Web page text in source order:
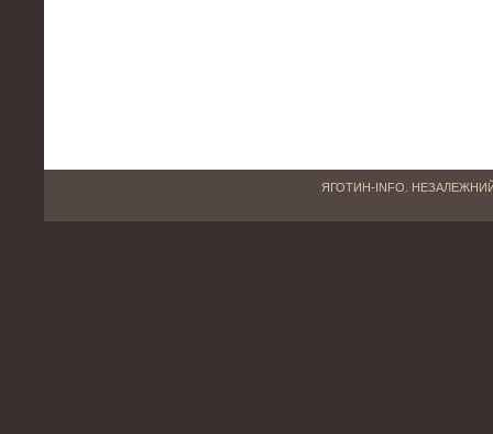
ЯГОТИН-INFO.